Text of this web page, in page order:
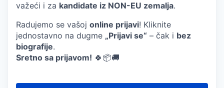
važeći i za kandidate iz NON-EU zemalja.
Radujemo se vašoj online prijavi! Kliknite
jednostavno na dugme „Prijavi se“ – čak i bez
biografije.
Sretno sa prijavom! 🍀📦🚚